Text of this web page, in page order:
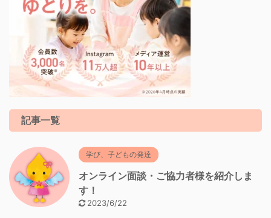
記事一覧
学び、子どもの発達
オンライン面談・ご協力者様を紹介しま
す！
2023/6/22